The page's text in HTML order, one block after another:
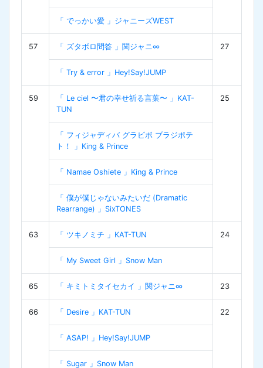
「 でっかい愛 」ジャニーズWEST
57 「 ズタボロ問答 」関ジャニ∞ 27
「 Try & error 」Hey!Say!JUMP
59
「 Le ciel 〜君の幸せ祈る言葉〜 」KAT-
TUN
25
「 フィジャディバ グラビボ ブラジポテ
ト！ 」King & Prince
「 Namae Oshiete 」King & Prince
「 僕が僕じゃないみたいだ (Dramatic
Rearrange) 」SixTONES
63 「 ツキノミチ 」KAT-TUN 24
「 My Sweet Girl 」Snow Man
65 「 キミトミタイセカイ 」関ジャニ∞ 23
66 「 Desire 」KAT-TUN 22
「 ASAP! 」Hey!Say!JUMP
「 Sugar 」Snow Man